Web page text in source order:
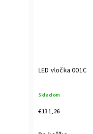
LED vločka 001C
Skladom
€131,26